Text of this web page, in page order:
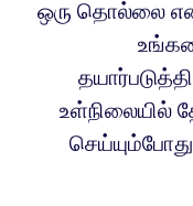
ஒரு தொல்லை